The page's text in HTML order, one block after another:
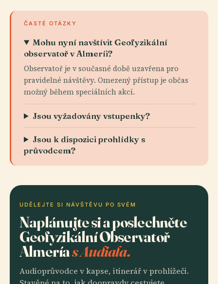
ČASTÉ OTÁZKY
Mohu nyní navštívit Geofyzikální
observatoř v Almeríi?
Observatoř je v současné době uzavřena pro
pravidelné návštěvy. Omezený přístup je občas
možný během speciálních akcí.
Jsou vyžadovány vstupenky?
Jsou k dispozici prohlídky s
průvodcem?
UDĚLEJTE SI NÁVŠTĚVU PO SVÉM
Naplánujte si a poslechněte
Geofyzikální Observatoř
Almerías Audiala.
Audioprůvodce v kapse, itinerář v prohlížeči.